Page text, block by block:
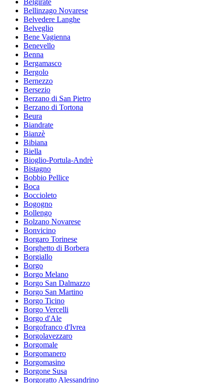
Bellinzago Novarese
Belvedere Langhe
Belveglio
Bene Vagienna
Benevello
Benna
Bergamasco
Bergolo
Bernezzo
Bersezio
Berzano di San Pietro
Berzano di Tortona
Beura
Biandrate
Bianzè
Bibiana
Biella
Bioglio-Portula-Andrè
Bistagno
Bobbio Pellice
Boca
Boccioleto
Bogogno
Bollengo
Bolzano Novarese
Bonvicino
Borgaro Torinese
Borghetto di Borbera
Borgiallo
Borgo
Borgo Melano
Borgo San Dalmazzo
Borgo San Martino
Borgo Ticino
Borgo Vercelli
Borgo d'Ale
Borgofranco d'Ivrea
Borgolavezzaro
Borgomale
Borgomanero
Borgomasino
Borgone Susa
Borgoratto Alessandrino